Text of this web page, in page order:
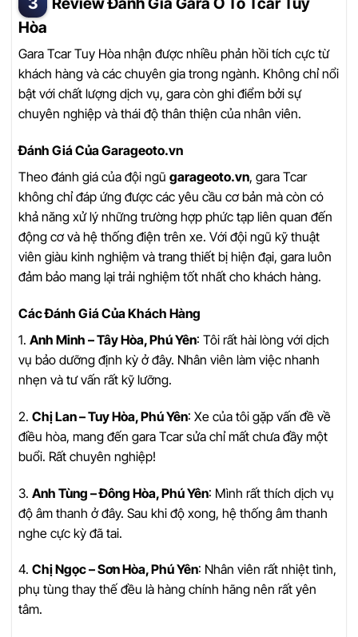
Hòa
Gara Tcar Tuy Hòa nhận được nhiều phản hồi tích cực từ
khách hàng và các chuyên gia trong ngành. Không chỉ nổi
bật với chất lượng dịch vụ, gara còn ghi điểm bởi sự
chuyên nghiệp và thái độ thân thiện của nhân viên.
Đánh Giá Của Garageoto.vn
Theo đánh giá của đội ngũ garageoto.vn, gara Tcar
không chỉ đáp ứng được các yêu cầu cơ bản mà còn có
khả năng xử lý những trường hợp phức tạp liên quan đến
động cơ và hệ thống điện trên xe. Với đội ngũ kỹ thuật
viên giàu kinh nghiệm và trang thiết bị hiện đại, gara luôn
đảm bảo mang lại trải nghiệm tốt nhất cho khách hàng.
Các Đánh Giá Của Khách Hàng
1. Anh Minh – Tây Hòa, Phú Yên: Tôi rất hài lòng với dịch
vụ bảo dưỡng định kỳ ở đây. Nhân viên làm việc nhanh
nhẹn và tư vấn rất kỹ lưỡng.
2. Chị Lan – Tuy Hòa, Phú Yên: Xe của tôi gặp vấn đề về
điều hòa, mang đến gara Tcar sửa chỉ mất chưa đầy một
buổi. Rất chuyên nghiệp!
3. Anh Tùng – Đông Hòa, Phú Yên: Mình rất thích dịch vụ
độ âm thanh ở đây. Sau khi độ xong, hệ thống âm thanh
nghe cực kỳ đã tai.
4. Chị Ngọc – Sơn Hòa, Phú Yên: Nhân viên rất nhiệt tình,
phụ tùng thay thế đều là hàng chính hãng nên rất yên
tâm.